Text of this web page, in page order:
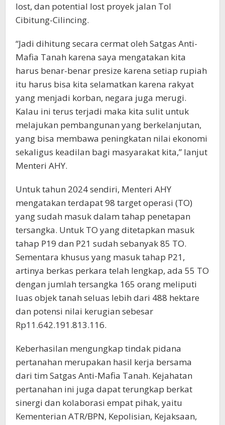
lost, dan potential lost proyek jalan Tol
Cibitung-Cilincing.
“Jadi dihitung secara cermat oleh Satgas Anti-
Mafia Tanah karena saya mengatakan kita
harus benar-benar presize karena setiap rupiah
itu harus bisa kita selamatkan karena rakyat
yang menjadi korban, negara juga merugi.
Kalau ini terus terjadi maka kita sulit untuk
melajukan pembangunan yang berkelanjutan,
yang bisa membawa peningkatan nilai ekonomi
sekaligus keadilan bagi masyarakat kita,” lanjut
Menteri AHY.
Untuk tahun 2024 sendiri, Menteri AHY
mengatakan terdapat 98 target operasi (TO)
yang sudah masuk dalam tahap penetapan
tersangka. Untuk TO yang ditetapkan masuk
tahap P19 dan P21 sudah sebanyak 85 TO.
Sementara khusus yang masuk tahap P21,
artinya berkas perkara telah lengkap, ada 55 TO
dengan jumlah tersangka 165 orang meliputi
luas objek tanah seluas lebih dari 488 hektare
dan potensi nilai kerugian sebesar
Rp11.642.191.813.116.
Keberhasilan mengungkap tindak pidana
pertanahan merupakan hasil kerja bersama
dari tim Satgas Anti-Mafia Tanah. Kejahatan
pertanahan ini juga dapat terungkap berkat
sinergi dan kolaborasi empat pihak, yaitu
Kementerian ATR/BPN, Kepolisian, Kejaksaan,